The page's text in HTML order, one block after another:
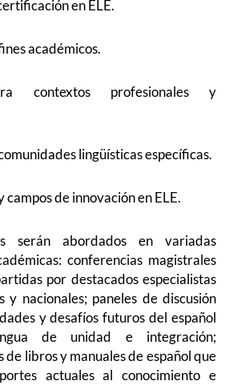
en ELE.
académicos.
contextos profesionales y
lingüísticas específicas.
de innovación en ELE.
serán abordados en variadas
conferencias magistrales
por destacados especialistas
y nacionales; paneles de discusión
y desafíos futuros del español
de unidad e integración;
de libros y manuales de español que
actuales al conocimiento e